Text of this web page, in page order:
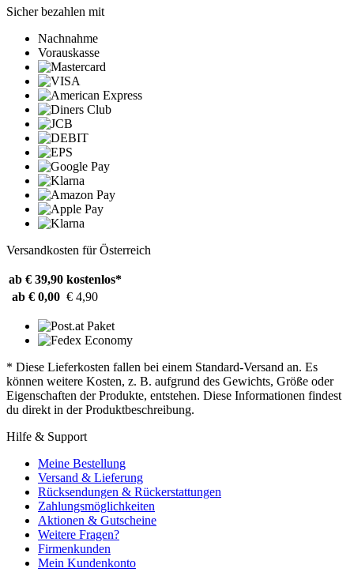
Sicher bezahlen mit
Nachnahme
Vorauskasse
Versandkosten für Österreich
ab € 39,90 kostenlos*
ab € 0,00 € 4,90
* Diese Lieferkosten fallen bei einem Standard-Versand an. Es
können weitere Kosten, z. B. aufgrund des Gewichts, Größe oder
Eigenschaften der Produkte, entstehen. Diese Informationen findest
du direkt in der Produktbeschreibung.
Hilfe & Support
Meine Bestellung
Versand & Lieferung
Rücksendungen & Rückerstattungen
Zahlungsmöglichkeiten
Aktionen & Gutscheine
Weitere Fragen?
Firmenkunden
Mein Kundenkonto